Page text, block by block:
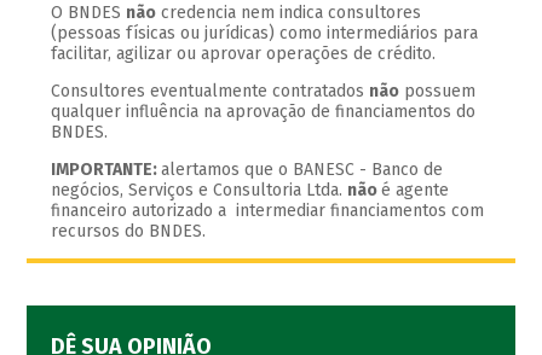
O BNDES não credencia nem indica consultores
(pessoas físicas ou jurídicas) como intermediários para
facilitar, agilizar ou aprovar operações de crédito.
Consultores eventualmente contratados não possuem
qualquer influência na aprovação de financiamentos do
BNDES.
IMPORTANTE:alertamos que o BANESC - Banco de
negócios, Serviços e Consultoria Ltda. nãoé agente
financeiro autorizado a intermediar financiamentos com
recursos do BNDES.
DÊ SUA OPINIÃO